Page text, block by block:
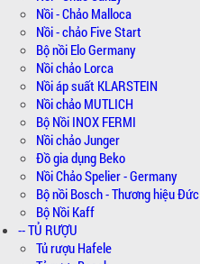
Nồi - Chảo Malloca
Nồi - chảo Five Start
Bộ nồi Elo Germany
Nồi chảo Lorca
Nồi áp suất KLARSTEIN
Nồi chảo MUTLICH
Bộ Nồi INOX FERMI
Nồi chảo Junger
Đồ gia dụng Beko
Nồi Chảo Spelier - Germany
Bộ nồi Bosch - Thương hiệu Đức
Bộ Nồi Kaff
-- TỦ RƯỢU
Tủ rượu Hafele